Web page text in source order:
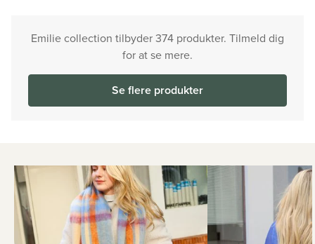
Emilie collection tilbyder 374 produkter. Tilmeld dig
for at se mere.
Se flere produkter